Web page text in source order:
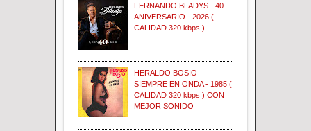
FERNANDO BLADYS - 40
ANIVERSARIO - 2026 (
CALIDAD 320 kbps )
HERALDO BOSIO -
SIEMPRE EN ONDA - 1985 (
CALIDAD 320 kbps ) CON
MEJOR SONIDO